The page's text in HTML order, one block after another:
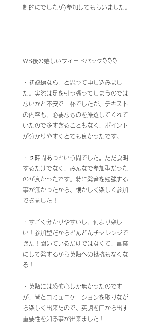
制的にでしたが)参加してもらいました。
WS後の嬉しいフィードバック👇👇👇
・初級編なら、と思って申し込みまし
た。実際は足を引っ張ってしまうのでは
ないかと不安で一杯でしたが、テキスト
の内容も、必要なものを厳選してくれて
いたので多すぎることもなく、ポイント
が分かりやすくとても良かったです。
・２時間あっという間でした。ただ説明
するだけでなく、みんなで参加型だった
のが良かったです。特に発音を勉強する
事が無かったから、懐かしく楽しく参加
できました！
・すごく分かりやすいし、何より楽し
い！参加型だからどんどんチャレンジで
きた！聞いているだけではなくて、言葉
にして発するから英語への抵抗もなくな
る！
・英語には恐怖心しか無かったのです
が、皆とコミュニケーションを取りなが
ら楽しく出来たので、英語を口から出す
重要性を知る事が出来ました！